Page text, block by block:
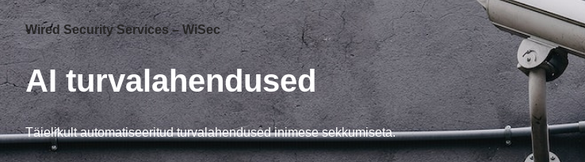
Wired Security Services – WiSec
AI turvalahendused
Täielikult automatiseeritud turvalahendused inimese sekkumiseta.